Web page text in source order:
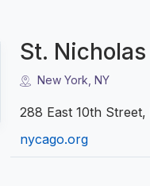
St.
New York, NY
288 East 10th
nycago.org